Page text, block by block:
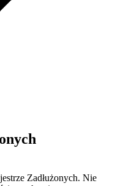
Zadłużonych. Nie